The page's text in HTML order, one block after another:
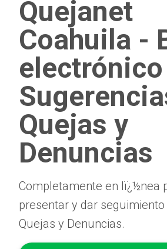
Quejanet
Coahuila -
Quejas y
Denuncias
Completamente en lï¿½nea
presentar y dar
Quejas y Denuncias.